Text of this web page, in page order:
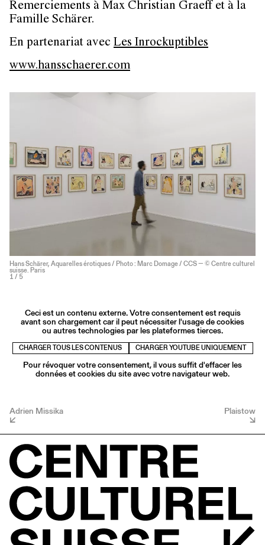
Remerciements à Max Christian Graeff et à la
Famille Schärer.
En partenariat avec Les Inrockuptibles
www.hansschaerer.com
Hans Schärer, Aquarelles érotiques / Photo : Marc Domage / CCS — © Centre culturel
suisse. Paris
1 / 5
Ceci est un contenu externe. Votre consentement est requis
avant son chargement car il peut nécessiter l'usage de cookies
ou autres technologies par les plateformes tierces.
CHARGER TOUS LES CONTENUS CHARGER YOUTUBE UNIQUEMENT
Pour révoquer votre consentement, il vous suffit d'effacer les
données et cookies du site avec votre navigateur web.
Adrien Missika Plaistow